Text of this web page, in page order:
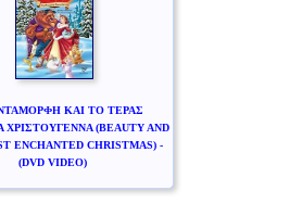
KAI ΤΟ ΤΕΡΑΣ
(BEAUTY AND
ENCHANTED CHRISTMAS) -
(DVD VIDEO)